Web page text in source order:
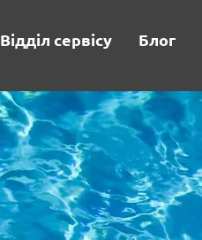
Відділ сервісу Блог